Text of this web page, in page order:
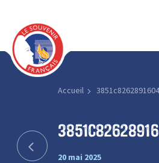
Accueil
20 mai 2025